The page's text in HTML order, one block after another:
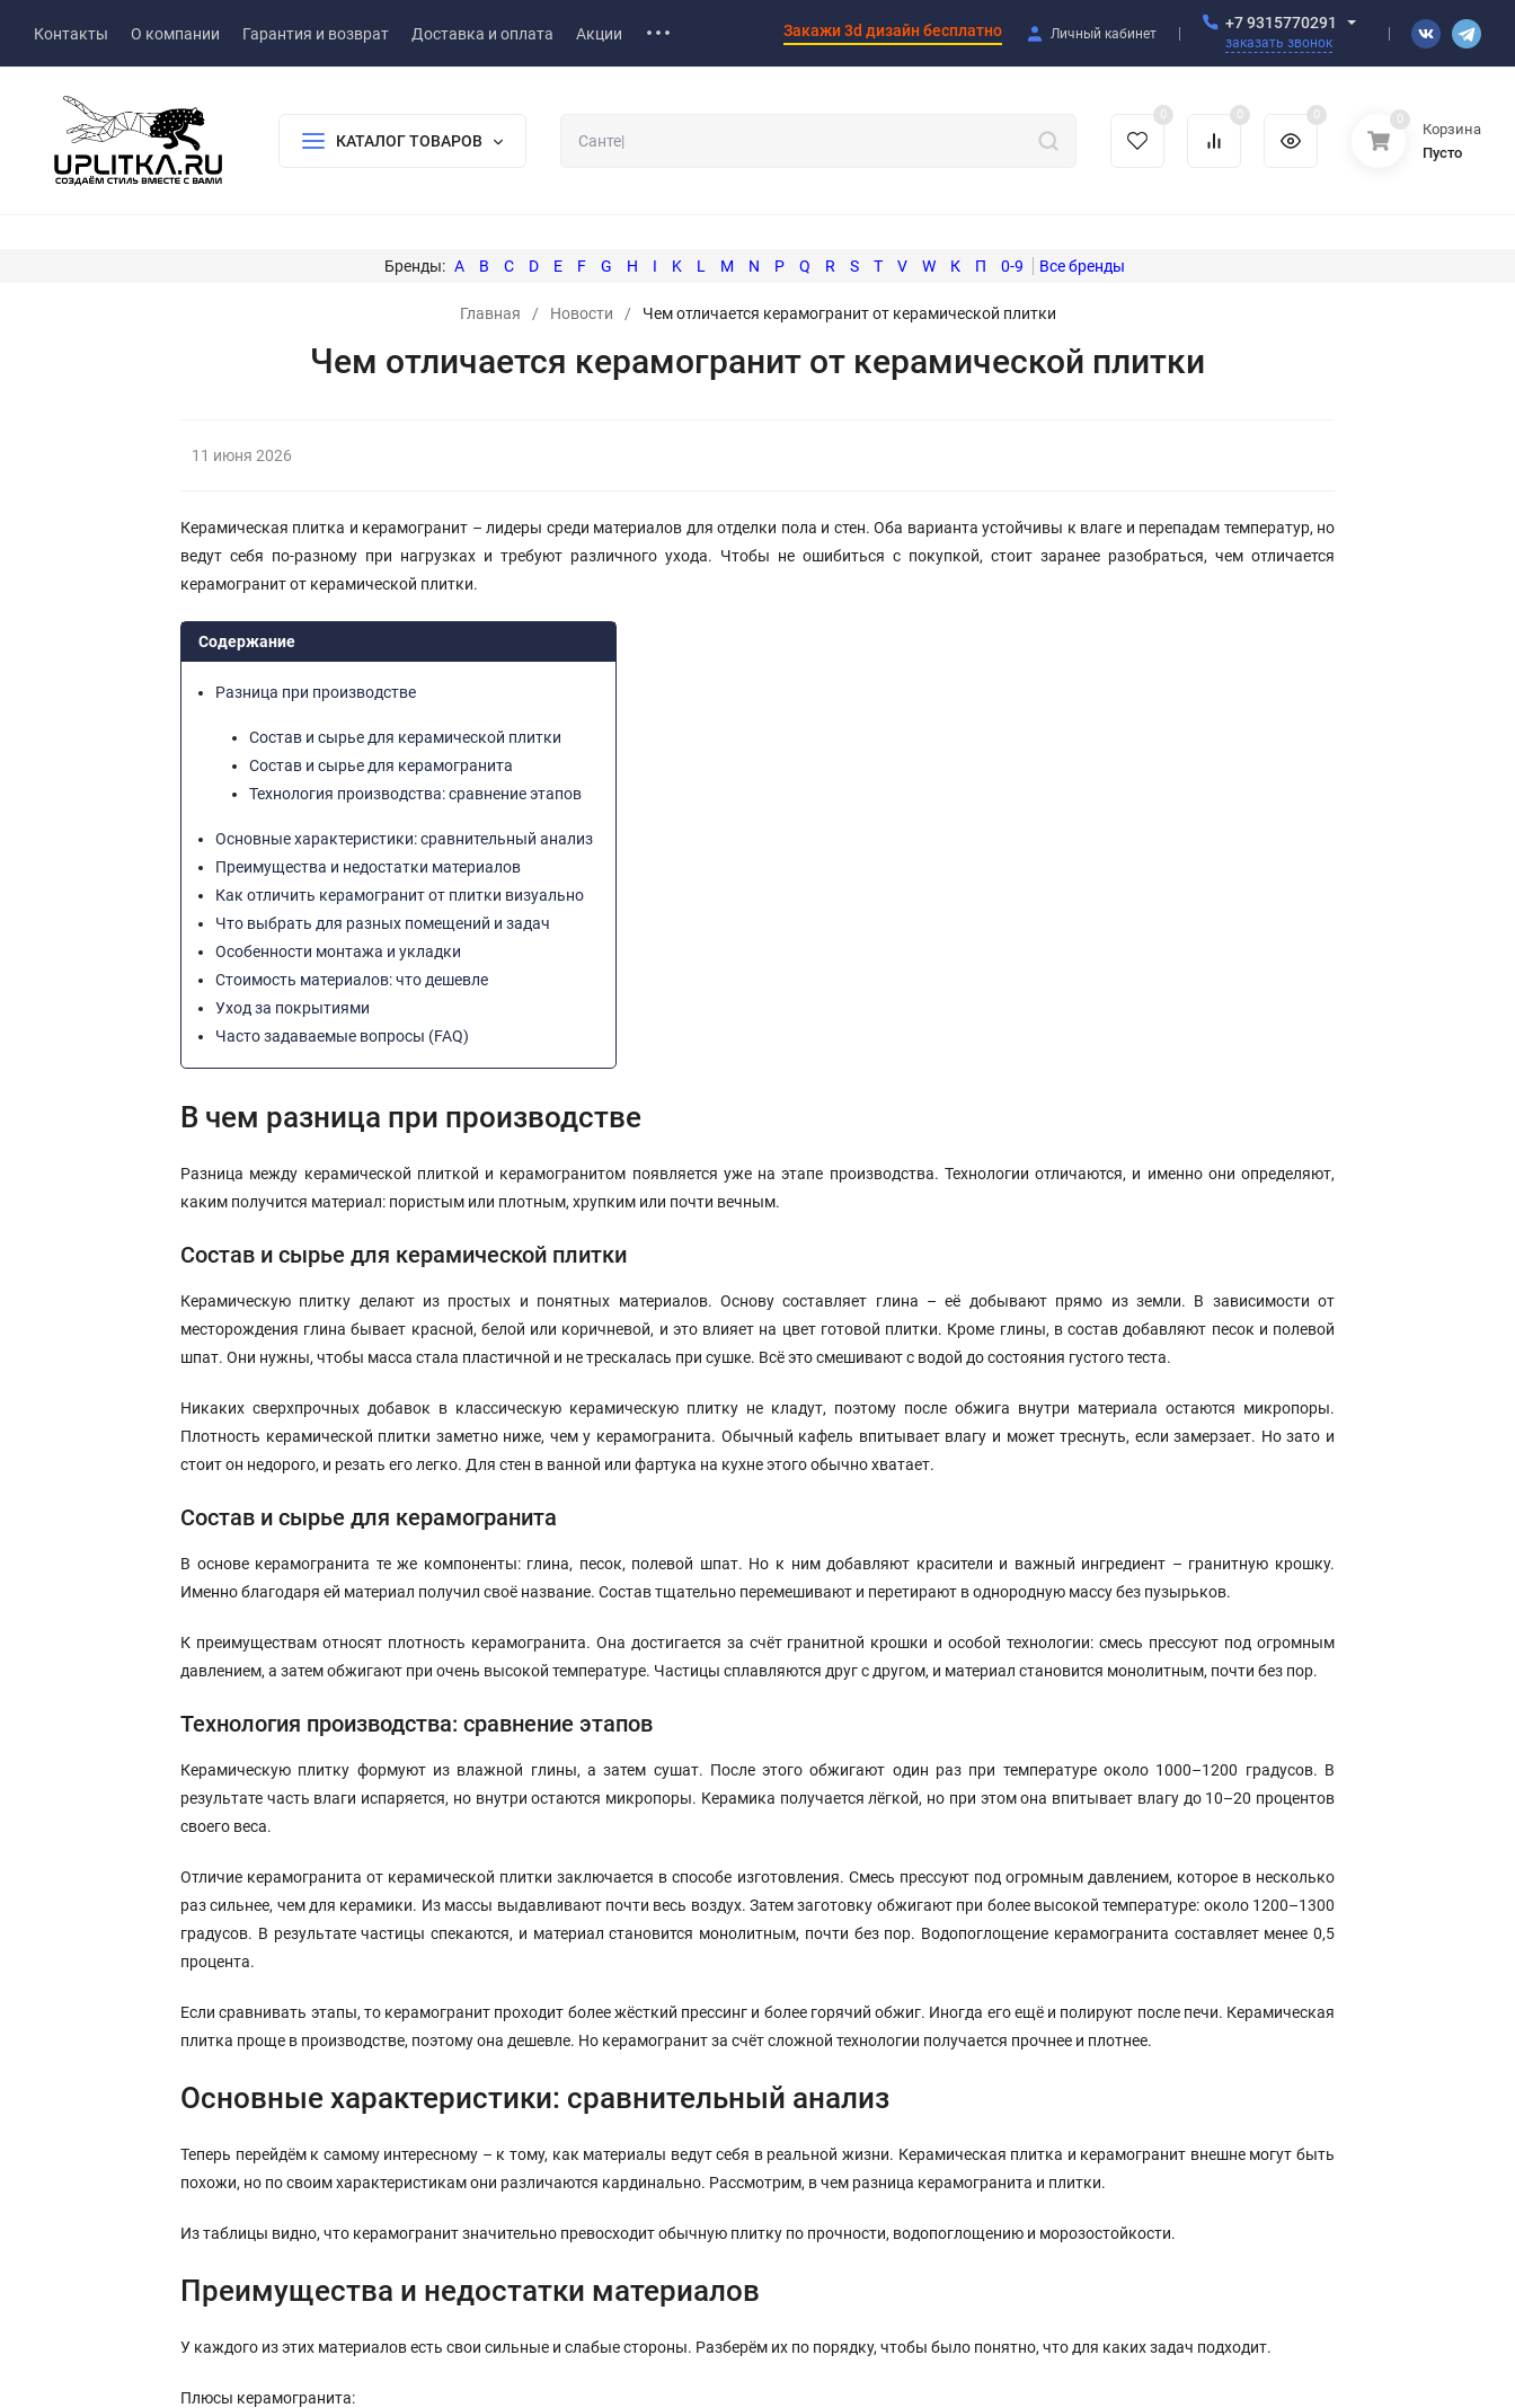
Контакты О компании Гарантия и возврат Доставка и оплата Акции Закажи 3d дизайн бесплатно Личный кабинет
+7 9315770291
заказать звонок
КАТАЛОГ ТОВАРОВ
0 0 0 0
Корзина
Пусто
A B C D E F G H I K L M N P Q R S T V W К П 0-9
Главная / Новости / Чем отличается керамогранит от керамической плитки
Чем отличается керамогранит от керамической плитки
11 июня 2026
Керамическая плитка и керамогранит – лидеры среди материалов для отделки пола и стен. Оба варианта устойчивы к влаге и перепадам температур, но
ведут себя по-разному при нагрузках и требуют различного ухода. Чтобы не ошибиться с покупкой, стоит заранее разобраться, чем отличается
керамогранит от керамической плитки.
Содержание
Разница при производстве
Состав и сырье для керамической плитки
Состав и сырье для керамогранита
Технология производства: сравнение этапов
Основные характеристики: сравнительный анализ
Преимущества и недостатки материалов
Как отличить керамогранит от плитки визуально
Что выбрать для разных помещений и задач
Особенности монтажа и укладки
Стоимость материалов: что дешевле
Уход за покрытиями
Часто задаваемые вопросы (FAQ)
В чем разница при производстве
Разница между керамической плиткой и керамогранитом появляется уже на этапе производства. Технологии отличаются, и именно они определяют,
каким получится материал: пористым или плотным, хрупким или почти вечным.
Состав и сырье для керамической плитки
Керамическую плитку делают из простых и понятных материалов. Основу составляет глина – её добывают прямо из земли. В зависимости от
месторождения глина бывает красной, белой или коричневой, и это влияет на цвет готовой плитки. Кроме глины, в состав добавляют песок и полевой
шпат. Они нужны, чтобы масса стала пластичной и не трескалась при сушке. Всё это смешивают с водой до состояния густого теста.
Никаких сверхпрочных добавок в классическую керамическую плитку не кладут, поэтому после обжига внутри материала остаются микропоры.
Плотность керамической плитки заметно ниже, чем у керамогранита. Обычный кафель впитывает влагу и может треснуть, если замерзает. Но зато и
стоит он недорого, и резать его легко. Для стен в ванной или фартука на кухне этого обычно хватает.
Состав и сырье для керамогранита
В основе керамогранита те же компоненты: глина, песок, полевой шпат. Но к ним добавляют красители и важный ингредиент – гранитную крошку.
Именно благодаря ей материал получил своё название. Состав тщательно перемешивают и перетирают в однородную массу без пузырьков.
К преимуществам относят плотность керамогранита. Она достигается за счёт гранитной крошки и особой технологии: смесь прессуют под огромным
давлением, а затем обжигают при очень высокой температуре. Частицы сплавляются друг с другом, и материал становится монолитным, почти без пор.
Технология производства: сравнение этапов
Керамическую плитку формуют из влажной глины, а затем сушат. После этого обжигают один раз при температуре около 1000–1200 градусов. В
результате часть влаги испаряется, но внутри остаются микропоры. Керамика получается лёгкой, но при этом она впитывает влагу до 10–20 процентов
своего веса.
Отличие керамогранита от керамической плитки заключается в способе изготовления. Смесь прессуют под огромным давлением, которое в несколько
раз сильнее, чем для керамики. Из массы выдавливают почти весь воздух. Затем заготовку обжигают при более высокой температуре: около 1200–1300
градусов. В результате частицы спекаются, и материал становится монолитным, почти без пор. Водопоглощение керамогранита составляет менее 0,5
процента.
Если сравнивать этапы, то керамогранит проходит более жёсткий прессинг и более горячий обжиг. Иногда его ещё и полируют после печи. Керамическая
плитка проще в производстве, поэтому она дешевле. Но керамогранит за счёт сложной технологии получается прочнее и плотнее.
Основные характеристики: сравнительный анализ
Теперь перейдём к самому интересному – к тому, как материалы ведут себя в реальной жизни. Керамическая плитка и керамогранит внешне могут быть
похожи, но по своим характеристикам они различаются кардинально. Рассмотрим, в чем разница керамогранита и плитки.
Из таблицы видно, что керамогранит значительно превосходит обычную плитку по прочности, водопоглощению и морозостойкости.
Преимущества и недостатки материалов
У каждого из этих материалов есть свои сильные и слабые стороны. Разберём их по порядку, чтобы было понятно, что для каких задач подходит.
Плюсы керамогранита: